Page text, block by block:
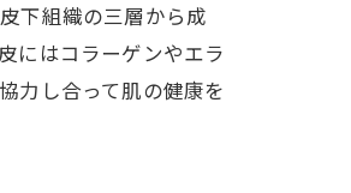
下組織の三層から成
にはコラーゲンやエラ
力し合って肌の健康を